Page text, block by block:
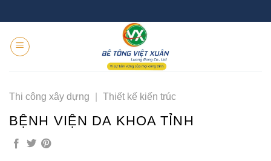
to
content
Thi công xây dựng Thiết kế kiến trúc
BỆNH VIỆN DA KHOA TỈNH